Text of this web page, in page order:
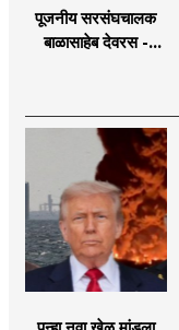
पूजनीय सरसंघचालक
बाळासाहेब देवरस -